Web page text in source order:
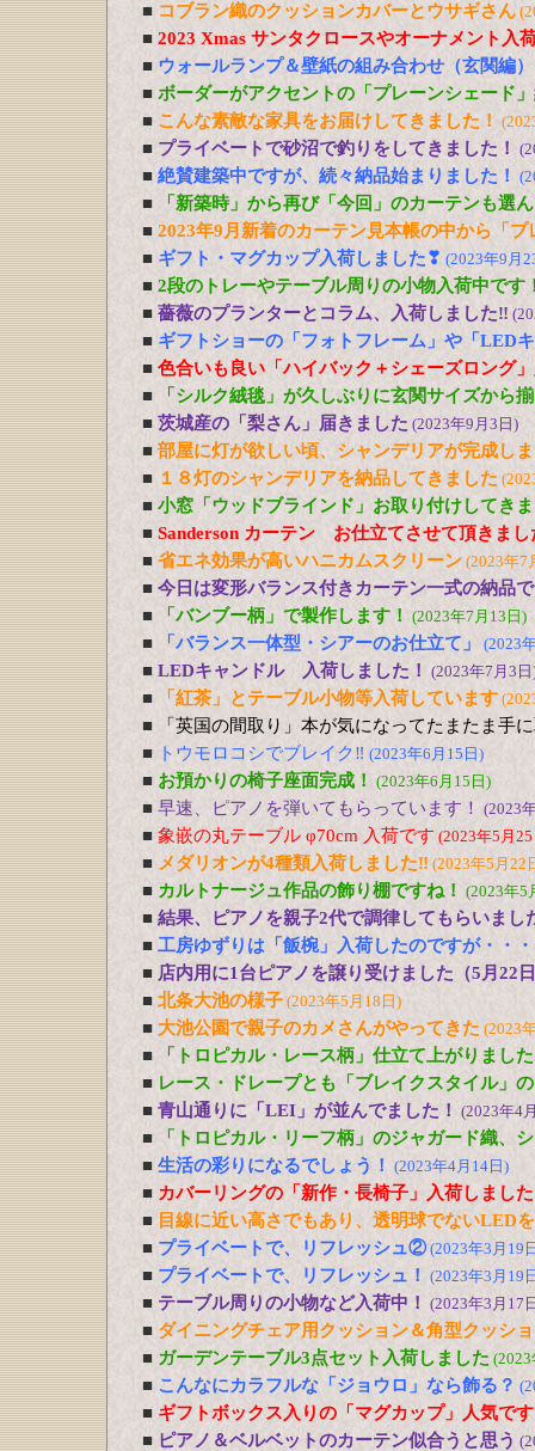
■ コブラン織のクッションカバーとウサギさん
■ 2023 Xmas サンタクロースやオーナメント入
■ ウォールランプ＆壁紙の組み合わせ（玄関編）
■ ボーダーがアクセントの「プレーンシェード
■ こんな素敵な家具をお届けしてきました！
■ プライベートで砂沼で釣りをしてきました！
■ 絶賛建築中ですが、続々納品始まりました！
■
「新築時」から再び「今回」のカーテンも選
■ 2023年9月新着のカーテン見本帳の中から「
■ ギフト・マグカップ入荷しました❣ (2023年9月
■ 2段のトレーやテーブル周りの小物入荷中です
■ 薔薇のプランターとコラム、入荷しました‼
■ ギフトショーの「フォトフレーム」や「LED
■ 色合いも良い「ハイバック＋シェーズロング
■
「シルク絨毯」が久しぶりに玄関サイズから
■ 茨城産の「梨さん」届きました (2023年9月3日)
■ 部屋に灯が欲しい頃、シャンデリアが完成し
■ １８灯のシャンデリアを納品してきました
■ 小窓「ウッドブラインド」お取り付けしてき
■ Sanderson カーテン お仕立てさせて頂きまし
■ 省エネ効果が高いハニカムスクリーン (2023年7
■ 今日は変形バランス付きカーテン一式の納品
■
「バンブー柄」で製作します！ (2023年7月13日)
■ 「バランス一体型・シアーのお仕立て」 (2023
■ LEDキャンドル 入荷しました！ (2023年7月3日
■ 「紅茶」とテーブル小物等入荷しています
■
「英国の間取り」本が気になってたまたま手
■
トウモロコシでブレイク‼ (2023年6月15日)
■ お預かりの椅子座面完成！ (2023年6月15日)
■ 早速、ピアノを弾いてもらっています！ (2023
■ 象嵌の丸テーブル φ70cm 入荷です (2023年5月
■ メダリオンが4種類入荷しました‼ (2023年5月22
■ カルトナージュ作品の飾り棚ですね！ (2023年5
■ 結果、ピアノを親子2代で調律してもらいまし
■ 工房ゆずりは「飯椀」入荷したのですが・・・
■ 店内用に1台ピアノを譲り受けました（5月22
■ 北条大池の様子 (2023年5月18日)
■ 大池公園で親子のカメさんがやってきた (2023
■ 「トロピカル・レース柄」仕立て上がりました
■ レース・ドレープとも「ブレイクスタイル」
■ 青山通りに「LEI」が並んでました！ (2023年4
■
「トロピカル・リーフ柄」のジャガード織、
■ 生活の彩りになるでしょう！ (2023年4月14日)
■ カバーリングの「新作・長椅子」入荷しまし
■ 目線に近い高さでもあり、透明球でないLED
■ プライベートで、リフレッシュ② (2023年3月19
■ プライベートで、リフレッシュ！ (2023年3月19
■ テーブル周りの小物など入荷中！ (2023年3月17
■ ダイニングチェア用クッション＆角型クッシ
■ ガーデンテーブル3点セット入荷しました
■ こんなにカラフルな「ジョウロ」なら飾る？
■ ギフトボックス入りの「マグカップ」人気で
■ ピアノ＆ベルベットのカーテン似合うと思う